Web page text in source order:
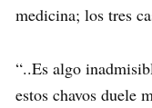
medicina; los tres
“..Es algo
estos chavos duele